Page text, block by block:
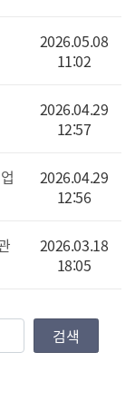
2026.05.08
11:02
2026.04.29
12:57
2026.04.29
12:56
2026.03.18
18:05
검색